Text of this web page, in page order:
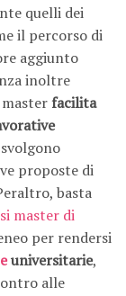
quelli dei
il percorso di
aggiunto
inoltre
facilita
proposte di
basta
master di
per rendersi
universitarie,
alle